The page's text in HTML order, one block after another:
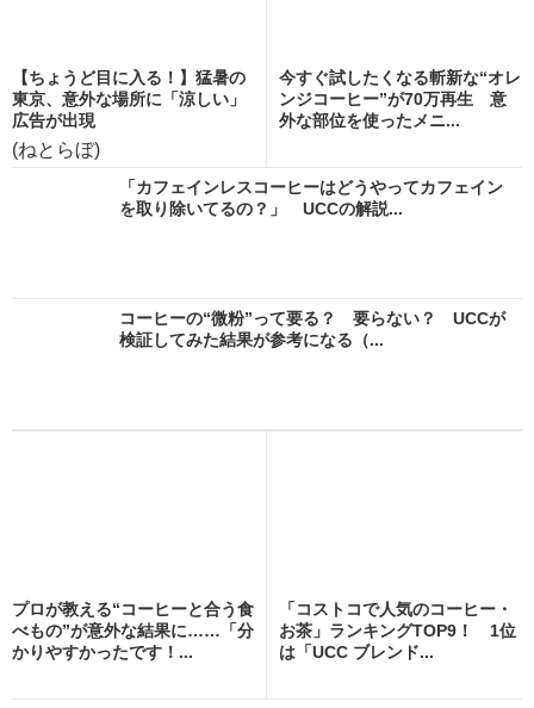
【ちょうど目に入る！】猛暑の
東京、意外な場所に「涼しい」
広告が出現
(ねとらぼ)
今すぐ試したくなる斬新な“オレ
ンジコーヒー”が70万再生 意
外な部位を使ったメニ...
「カフェインレスコーヒーはどうやってカフェイン
を取り除いてるの？」 UCCの解説...
コーヒーの“微粉”って要る？ 要らない？ UCCが
検証してみた結果が参考になる（...
プロが教える“コーヒーと合う食
べもの”が意外な結果に……「分
かりやすかったです！...
「コストコで人気のコーヒー・
お茶」ランキングTOP9！ 1位
は「UCC ブレンド...